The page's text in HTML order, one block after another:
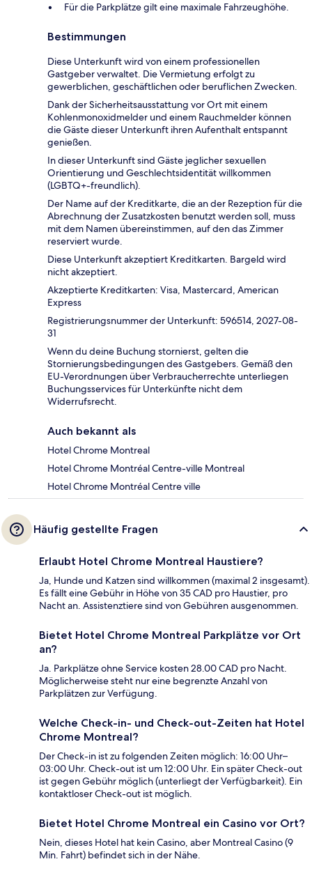
Für die Parkplätze gilt eine maximale Fahrzeughöhe.
Bestimmungen
Diese Unterkunft wird von einem professionellen
Gastgeber verwaltet. Die Vermietung erfolgt zu
gewerblichen, geschäftlichen oder beruflichen Zwecken.
Dank der Sicherheitsausstattung vor Ort mit einem
Kohlenmonoxidmelder und einem Rauchmelder können
die Gäste dieser Unterkunft ihren Aufenthalt entspannt
genießen.
In dieser Unterkunft sind Gäste jeglicher sexuellen
Orientierung und Geschlechtsidentität willkommen
(LGBTQ+-freundlich).
Der Name auf der Kreditkarte, die an der Rezeption für die
Abrechnung der Zusatzkosten benutzt werden soll, muss
mit dem Namen übereinstimmen, auf den das Zimmer
reserviert wurde.
Diese Unterkunft akzeptiert Kreditkarten. Bargeld wird
nicht akzeptiert.
Akzeptierte Kreditkarten: Visa, Mastercard, American
Express
Registrierungsnummer der Unterkunft: 596514, 2027-08-
31
Wenn du deine Buchung stornierst, gelten die
Stornierungsbedingungen des Gastgebers. Gemäß den
EU-Verordnungen über Verbraucherrechte unterliegen
Buchungsservices für Unterkünfte nicht dem
Widerrufsrecht.
Auch bekannt als
Hotel Chrome Montreal
Hotel Chrome Montréal Centre-ville Montreal
Hotel Chrome Montréal Centre ville
Häufig gestellte Fragen
Erlaubt Hotel Chrome Montreal Haustiere?
Ja, Hunde und Katzen sind willkommen (maximal 2 insgesamt).
Es fällt eine Gebühr in Höhe von 35 CAD pro Haustier, pro
Nacht an. Assistenztiere sind von Gebühren ausgenommen.
Bietet Hotel Chrome Montreal Parkplätze vor Ort
an?
Ja. Parkplätze ohne Service kosten 28.00 CAD pro Nacht.
Möglicherweise steht nur eine begrenzte Anzahl von
Parkplätzen zur Verfügung.
Welche Check-in- und Check-out-Zeiten hat Hotel
Chrome Montreal?
Der Check-in ist zu folgenden Zeiten möglich: 16:00 Uhr–
03:00 Uhr. Check-out ist um 12:00 Uhr. Ein später Check-out
ist gegen Gebühr möglich (unterliegt der Verfügbarkeit). Ein
kontaktloser Check-out ist möglich.
Bietet Hotel Chrome Montreal ein Casino vor Ort?
Nein, dieses Hotel hat kein Casino, aber Montreal Casino (9
Min. Fahrt) befindet sich in der Nähe.